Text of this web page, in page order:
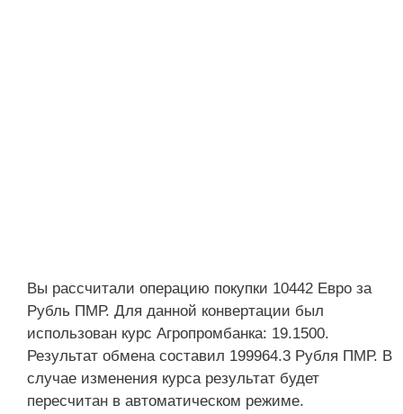
Вы рассчитали операцию покупки 10442 Евро за
Рубль ПМР. Для данной конвертации был
использован курс Агропромбанка: 19.1500.
Результат обмена составил 199964.3 Рубля ПМР. В
случае изменения курса результат будет
пересчитан в автоматическом режиме.